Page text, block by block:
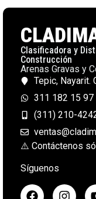
Clasificadora y
Construcción
Arenas Gravas y
Tepic, Nayarit.
311 182 15 97
(311) 210-
⚠️ Contáctenos
Síguenos